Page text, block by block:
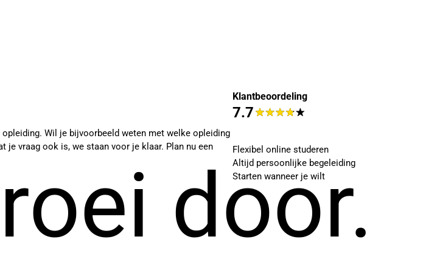
door.
opleiding. Wil je bijvoorbeeld weten met welke opleiding
je vraag ook is, we staan voor je klaar. Plan nu een
Klantbeoordeling
7.7
Flexibel online studeren
Altijd persoonlijke begeleiding
Starten wanneer je wilt